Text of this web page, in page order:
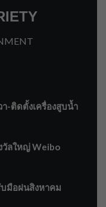
-ติดตั้งเครื่องสูบน้ำ
วัลใหญ่ Weibo
บมือฝนสิงหาคม